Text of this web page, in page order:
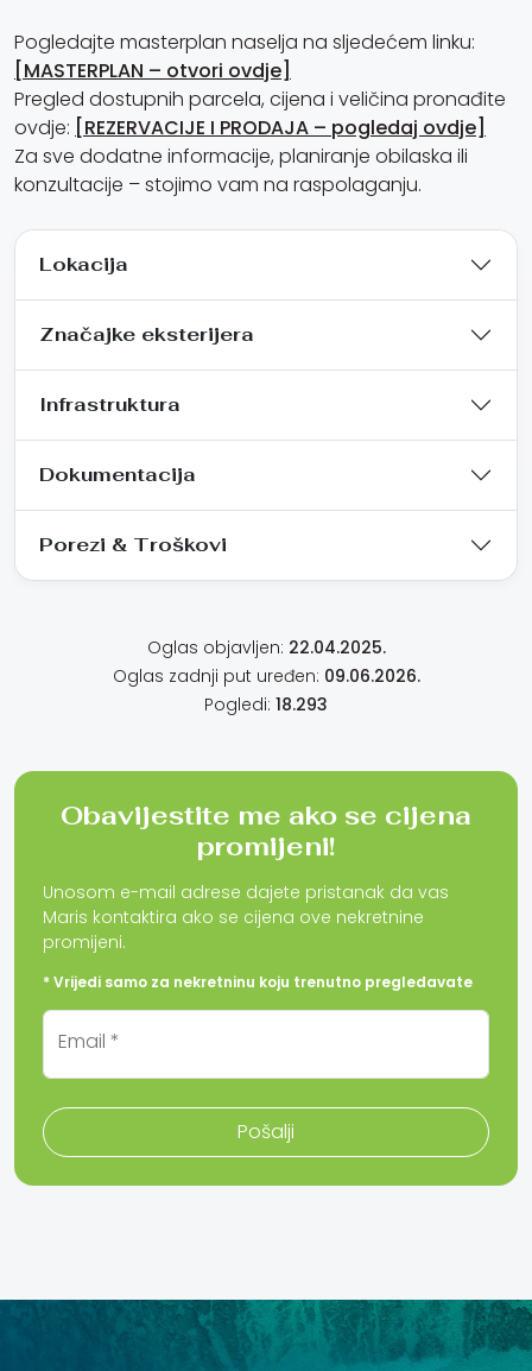
Pogledajte masterplan naselja na sljedećem linku:
[MASTERPLAN – otvori ovdje]
Pregled dostupnih parcela, cijena i veličina pronađite
ovdje: [REZERVACIJE I PRODAJA – pogledaj ovdje]
Za sve dodatne informacije, planiranje obilaska ili
konzultacije – stojimo vam na raspolaganju.
Lokacija
Značajke eksterijera
Infrastruktura
Dokumentacija
Porezi & Troškovi
Oglas objavljen: 22.04.2025.
Oglas zadnji put uređen: 09.06.2026.
Pogledi: 18.293
Obavijestite me ako se cijena
promijeni!
Unosom e-mail adrese dajete pristanak da vas
Maris kontaktira ako se cijena ove nekretnine
promijeni.
* Vrijedi samo za nekretninu koju trenutno pregledavate
Email *
Pošalji